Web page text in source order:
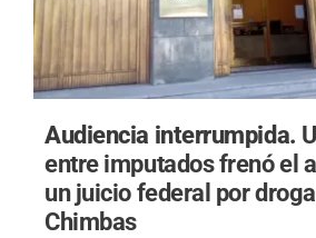
Audiencia interrumpida.
entre imputados frenó el
un juicio federal por
Chimbas